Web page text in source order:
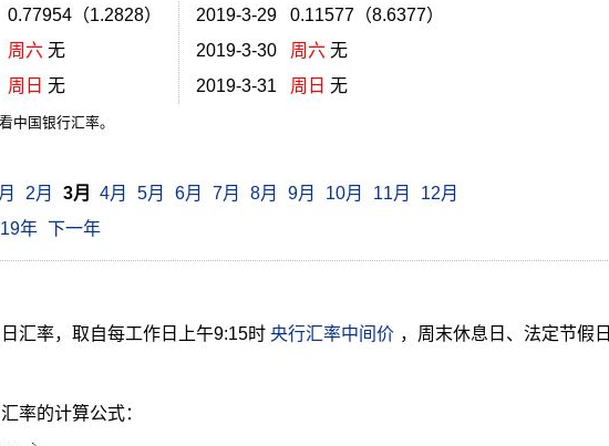
0.77954（1.2828）
周六无
周日 无
中国银行汇率。
2019-3-29 0.11577（8.6377）
2019-3-30 周六无
2019-3-31 周日 无
2月 3月 4月 5月 6月 7月 8月 9月 10月 11月
12月
年 下一年
汇率，取自每工作日上午9:15时 央行汇率中间价 ，周末休息日、法定节假日
率的计算公式：